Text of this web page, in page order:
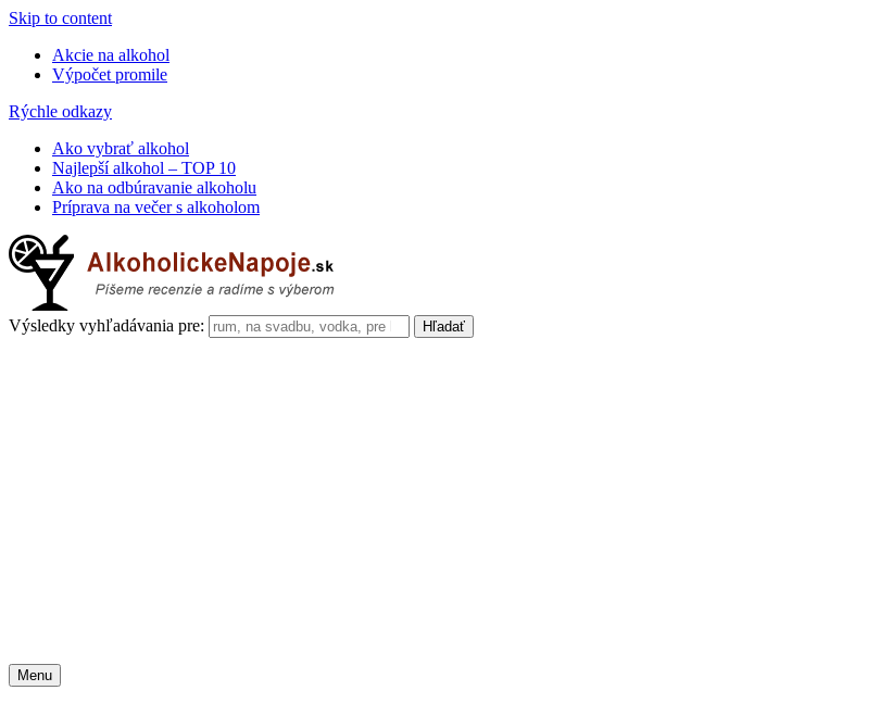
Skip to content
Akcie na alkohol
Výpočet promile
Rýchle odkazy
Ako vybrať alkohol
Najlepší alkohol – TOP 10
Ako na odbúravanie alkoholu
Príprava na večer s alkoholom
Výsledky vyhľadávania pre:
Menu